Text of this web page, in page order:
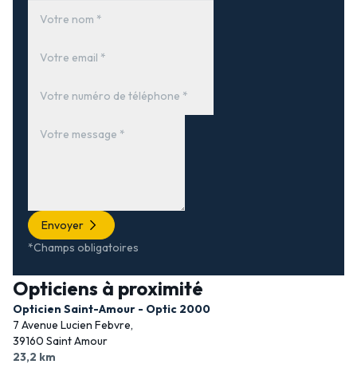
Envoyer
*Champs obligatoires
Opticiens à proximité
Opticien Saint-Amour - Optic 2000
7 Avenue Lucien Febvre,
39160 Saint Amour
23,2 km